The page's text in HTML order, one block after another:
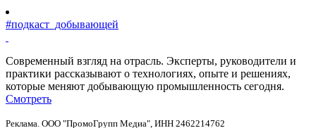
#подкаст_добывающей
Современный взгляд на отрасль. Эксперты, руководители и
практики рассказывают о технологиях, опыте и решениях,
которые меняют добывающую промышленность сегодня.
Смотреть
Реклама. ООО "ПромоГрупп Медиа", ИНН 2462214762